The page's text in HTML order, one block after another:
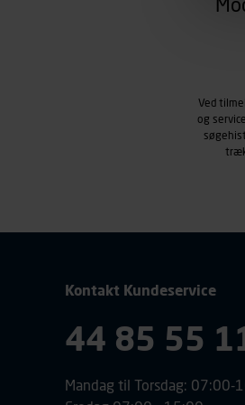
Vi
Ved
og
Kontakt Kundeservice
44 85 55
Mandag til Torsdag: 07:00-